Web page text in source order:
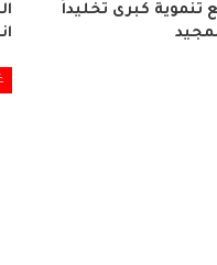
تنموية كبرى تخليداً